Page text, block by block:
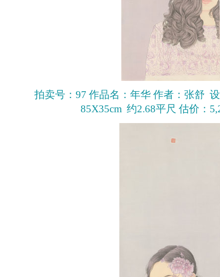
拍卖号：97 作品名：年华 作者：张舒
85X35cm 约2.68平尺 估价：